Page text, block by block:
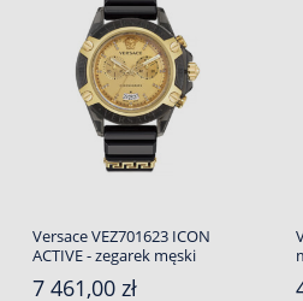
Versace VEZ701623 ICON
ACTIVE - zegarek męski
7 461,00 zł